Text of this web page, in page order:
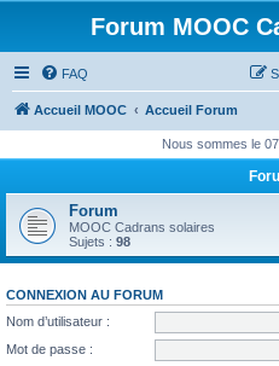
Forum MOOC
FAQ
Accueil MOOC Accueil Forum
Nous sommes le
Forum
MOOC Cadrans solaires
Sujets : 98
CONNEXION AU FORUM
Nom d’utilisateur :
Mot de passe :